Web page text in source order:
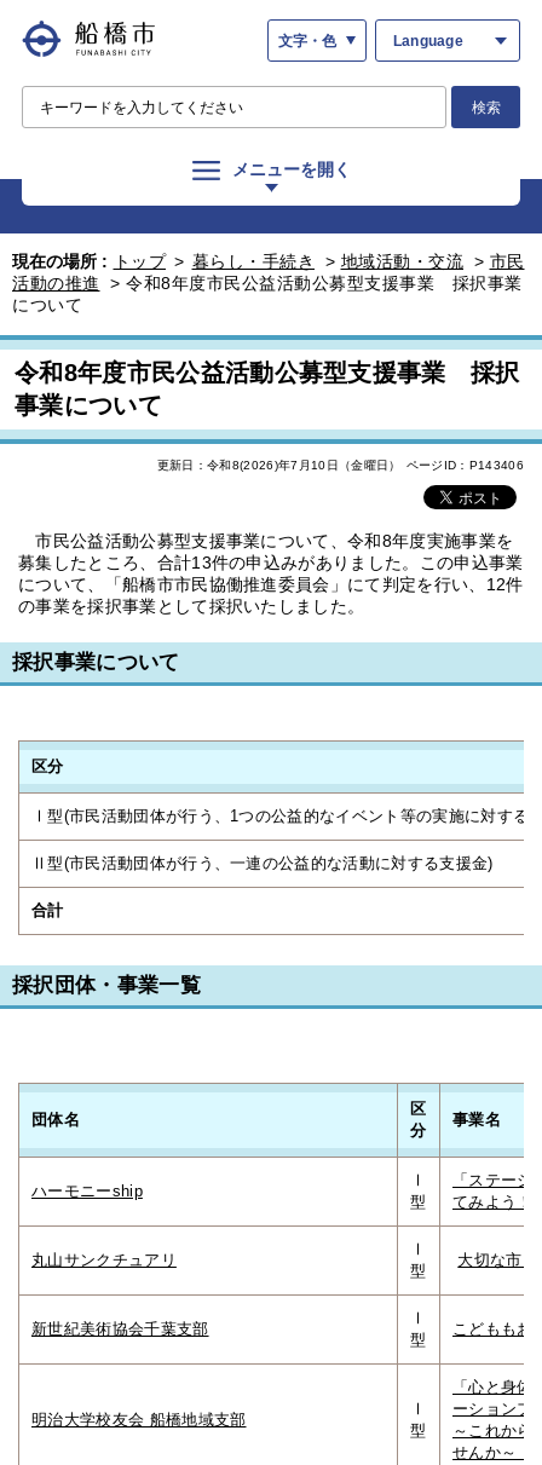
文字・色 Language
検索
メニューを開く
現在の場所 : トップ > 暮らし・手続き > 地域活動・交流 > 市民
活動の推進
> 令和8年度市民公益活動公募型支援事業 採択事業
について
令和8年度市民公益活動公募型支援事業 採択
事業について
更新日：令和8(2026)年7月10日（金曜日） ページID：P143406
市民公益活動公募型支援事業について、令和8年度実施事業を
募集したところ、合計13件の申込みがありました。この申込事業
について、「船橋市市民協働推進委員会」にて判定を行い、12件
の事業を採択事業として採択いたしました。
採択事業について
区分
Ⅰ型(市民活動団体が行う、1つの公益的なイベント等の実施に対する
Ⅱ型(市民活動団体が行う、一連の公益的な活動に対する支援金)
合計
採択団体・事業一覧
団体名
区
分
事業名
ハーモニーship
Ⅰ
型
「ステー
てみよう！
丸山サンクチュアリ
Ⅰ
型
大切な市
新世紀美術協会千葉支部
Ⅰ
型
こどももお
明治大学校友会 船橋地域支部
Ⅰ
型
「心と身
ーションフ
～これから
せんか～